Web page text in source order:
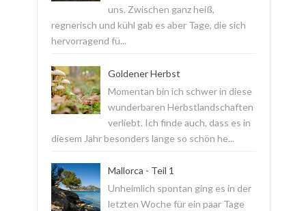
uns. Zwischen ganz heiß,
regnerisch und kühl gab es aber Tage, die sich
hervorragend fü...
Goldener Herbst
Momentan bin ich schwer in diese
wunderbaren Herbstlandschaften
verliebt. Ich finde auch, dass es in
diesem Jahr besonders lange so schön he...
Mallorca - Teil 1
Unheimlich spontan ging es in der
letzten Woche für ein paar Tage